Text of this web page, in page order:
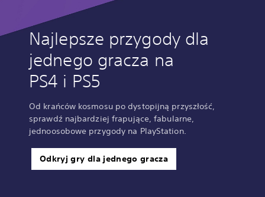
Najlepsze przygody dla
jednego gracza na
PS4 i PS5
Od krańców kosmosu po dystopijną przyszłość,
sprawdź najbardziej frapujące, fabularne,
jednoosobowe przygody na PlayStation.
Odkryj gry dla jednego gracza